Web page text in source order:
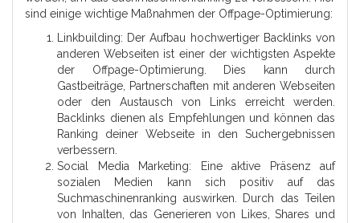
sind einige wichtige Maßnahmen der Offpage-Optimierung:
Linkbuilding: Der Aufbau hochwertiger Backlinks von
anderen Webseiten ist einer der wichtigsten Aspekte
der Offpage-Optimierung. Dies kann durch
Gastbeiträge, Partnerschaften mit anderen Webseiten
oder den Austausch von Links erreicht werden.
Backlinks dienen als Empfehlungen und können das
Ranking deiner Webseite in den Suchergebnissen
verbessern.
Social Media Marketing: Eine aktive Präsenz auf
sozialen Medien kann sich positiv auf das
Suchmaschinenranking auswirken. Durch das Teilen
von Inhalten, das Generieren von Likes, Shares und